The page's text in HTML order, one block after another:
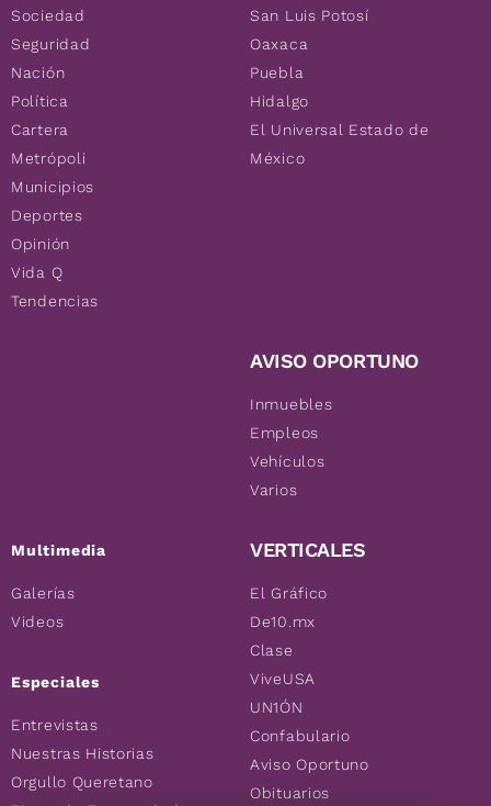
Sociedad
Seguridad
Nación
Política
Cartera
Metrópoli
Municipios
Deportes
Opinión
Vida Q
Tendencias
Multimedia
Galerías
Videos
Especiales
Entrevistas
Nuestras Historias
Orgullo Queretano
San Luis Potosí
Oaxaca
Puebla
Hidalgo
El Universal Estado de
México
AVISO OPORTUNO
Inmuebles
Empleos
Vehículos
Varios
VERTICALES
El Gráfico
De10.mx
Clase
ViveUSA
UN1ÓN
Confabulario
Aviso Oportuno
Obituarios